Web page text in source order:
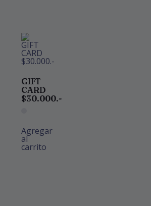
GIFT
CARD
$30.000.-
Agregar
al
carrito